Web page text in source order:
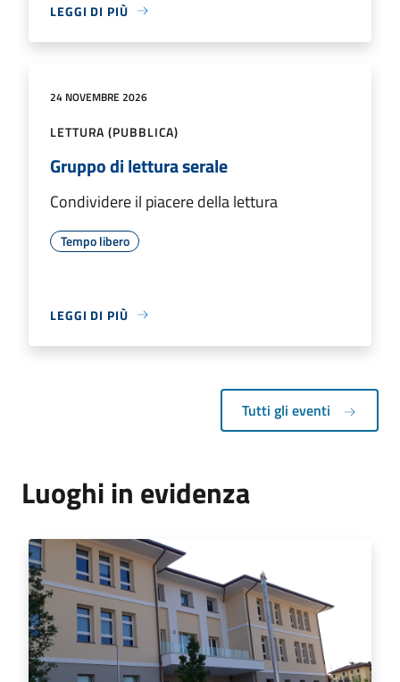
LEGGI DI PIÙ
24 NOVEMBRE 2026
LETTURA (PUBBLICA)
Gruppo di lettura serale
Condividere il piacere della lettura
Tempo libero
LEGGI DI PIÙ
Tutti gli eventi
Luoghi in evidenza